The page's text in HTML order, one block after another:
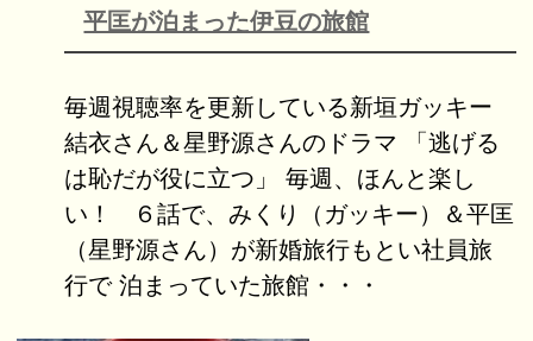
平匡が泊まった伊豆の旅館
毎週視聴率を更新している新垣ガッキー
結衣さん＆星野源さんのドラマ 「逃げる
は恥だが役に立つ」 毎週、ほんと楽し
い！ ６話で、みくり（ガッキー）＆平匡
（星野源さん）が新婚旅行もとい社員旅
行で 泊まっていた旅館・・・